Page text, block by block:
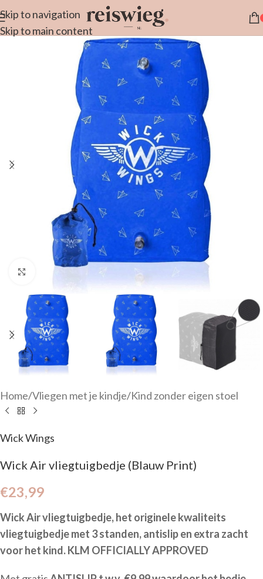
Skip to navigation
Skip to main content
Click to enlarge
Home/Vliegen met je kindje/Kind zonder eigen stoel
Wick Wings
Wick Air vliegtuigbedje (Blauw Print)
€23,99
Wick Air vliegtuigbedje, het originele kwaliteits
vliegtuigbedje met 3 standen, antislip en extra zacht
voor het kind. KLM OFFICIALLY APPROVED